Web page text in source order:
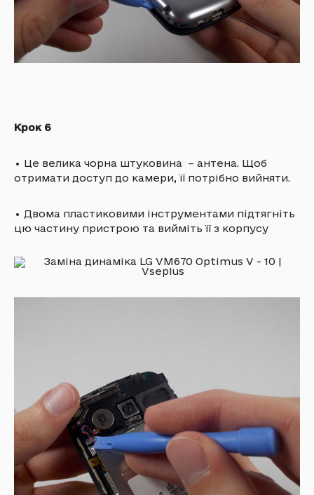
Крок 6
• Це велика чорна штуковина – антена. Щоб
отримати доступ до камери, її потрібно вийняти.
• Двома пластиковими інструментами підтягніть
цю частину пристрою та вийміть її з корпусу